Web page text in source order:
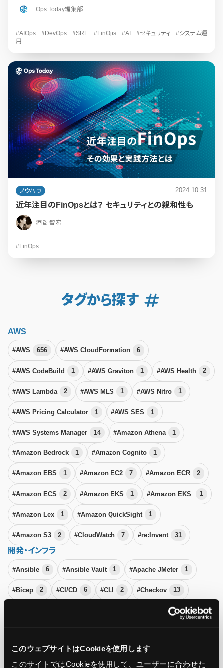
このウェブサイトはCookieを使用します
このサイトではCookieを使用して、ユーザーに合わせた
Ops Today編集部
#AIOps #DevOps #SRE #FinOps #AI #セキュリティ
#システム運
用
ノウハウ 2024.10.31
近年注目のFinOpsとは？ セキュリティとの親和性も
酒巻 智宏
#FinOps
タグから探す
AWS
#AWS 656 #AWS CloudFormation 6
#AWS CodeBuild 1 #AWS Graviton 1 #AWS Health 2
#AWS Lambda 2 #AWS MLS 1 #AWS Nitro 1
#AWS Pricing Calculator 1 #AWS SES 1
#AWS Systems Manager 14 #Amazon Athena 1
#Amazon Bedrock 1 #Amazon Cognito 1
#Amazon EBS 1 #Amazon EC2 7 #Amazon ECR 2
#Amazon ECS 2 #Amazon EKS 1 #Amazon EKS 1
#Amazon Lex 1 #Amazon QuickSight 1
#Amazon S3 2 #CloudWatch 7 #re:Invent 31
開発・インフラ
#Ansible 6 #Ansible Vault 1 #Apache JMeter 1
#Bicep 2 #CI/CD 6 #CLI 2 #Checkov 13
#Kubernetes 16
#Terraform 19 #VPC 2 #Windows